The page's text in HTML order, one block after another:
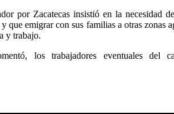
por Zacatecas insistió en la necesidad
que emigrar con sus familias a otras zonas
y trabajo.
los trabajadores eventuales del